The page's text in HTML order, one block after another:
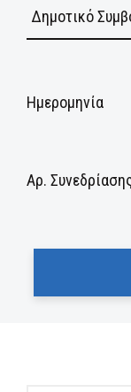
Ημερομηνία
Αρ.